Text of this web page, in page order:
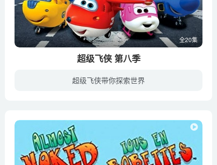
全20集
超级飞侠 第八季
超级飞侠带你探索世界